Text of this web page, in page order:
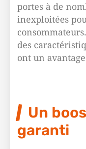
portes à de
inexploitées
des
ont un
Un
garanti